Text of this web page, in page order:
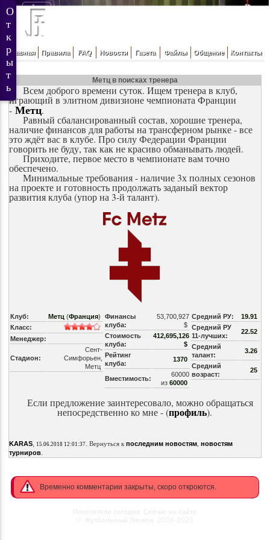
Главная Правила FAQ Новости Газета Файлы Общение Контакты
Метц в поисках тренера
Всем доброго времени суток. Ищем тренера в клуб,
играющий в элитном дивизионе чемпионата Франции
- Метц.
Равный сбалансированный состав, хорошие тренера,
наличие финансов для работы на трансферном рынке - все
это ждёт вас в клубе. Про силу Федерации Франции
говорить не буду, так как не красиво обманывать людей.
Приходите, первое место в чемпионате вам точно
обеспечено.
Минимальные требования - наличие 3х полных сезонов
на проекте и готовность продолжать заданый вектор
развития клуба (упор на 3-й талант).
Клуб: Метц (Франция)
Класс:
Менеджер:
Стадион:
Сент-
Симфорьен,
Метц
Финансы
клуба:
53,700,927
$
Стоимость
клуба:
412,695,126
$
Рейтинг
клуба:
1370
Вместимость:
60000
из 60000
Средний РУ:
19.91
Средний РУ
11-лучших:
22.52
Средний
талант:
3.26
Средний
возраст:
25
Если предложение заинтересовало, можно обращаться
непосредственно ко мне - (профиль).
KARAS, 15.06.2018 12:01:37. Вернуться к последним новостям, новостям
турниров.
Временно комментарии закрыты, скоро откроются.